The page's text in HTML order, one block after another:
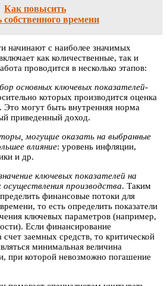
Как повысить
собственного времени
начинают с наиболее значимых
как количественные, так и
проводится в несколько этапов:
основных ключевых показателей-
которых производится оценка
Это могут быть внутренняя норма
приведенный доход.
могущие оказать на выбранные
влияние: уровень инфляции,
и др.
ключевых показателей на
осуществления производства. Таким
финансовые потоки для
то есть определить показатели
ключевых параметров (например,
Если финансирование
счет заемных средств, то критической
минимальная величина
при которой невозможно погашение